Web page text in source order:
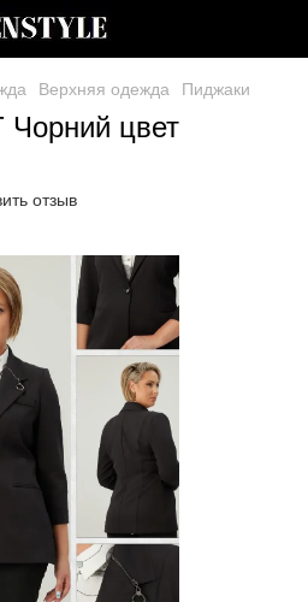
Верхняя одежда Пиджаки
Чорний цвет
отзыв